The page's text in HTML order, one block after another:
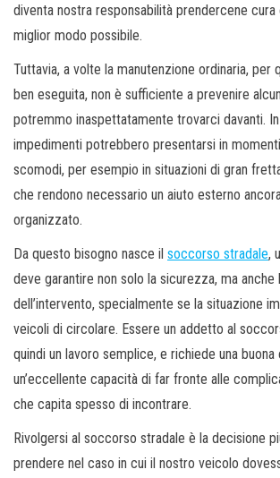
diventa nostra responsabilità prendercene cura
miglior modo possibile.
Tuttavia, a volte la manutenzione ordinaria, per
ben eseguita, non è sufficiente a prevenire
potremmo inaspettatamente trovarci davanti.
impedimenti potrebbero presentarsi in
scomodi, per esempio in situazioni di gran
che rendono necessario un aiuto esterno
organizzato.
Da questo bisogno nasce il soccorso stradale,
deve garantire non solo la sicurezza, ma anche
dell’intervento, specialmente se la situazione
veicoli di circolare. Essere un addetto al
quindi un lavoro semplice, e richiede una buona
un’eccellente capacità di far fronte alle
che capita spesso di incontrare.
Rivolgersi al soccorso stradale è la decisione
prendere nel caso in cui il nostro veicolo